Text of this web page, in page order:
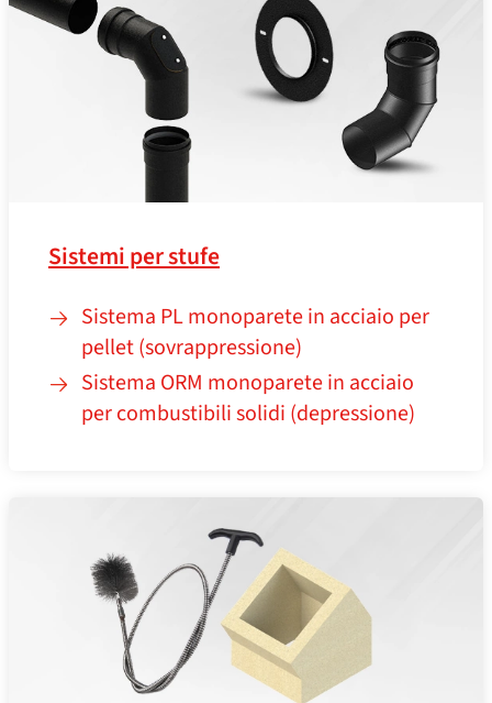
Sistemi per stufe
Sistema PL monoparete in acciaio per
pellet (sovrappressione)
Sistema ORM monoparete in acciaio
per combustibili solidi (depressione)